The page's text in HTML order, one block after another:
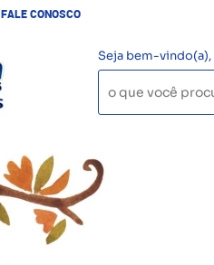
FALE CONOSCO
Seja bem-vindo(a),